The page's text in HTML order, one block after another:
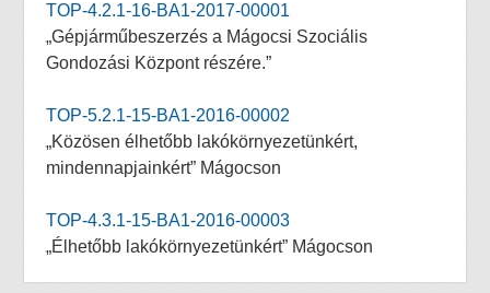
TOP-4.2.1-16-BA1-2017-00001
„Gépjárműbeszerzés a Mágocsi Szociális
Gondozási Központ részére.”
TOP-5.2.1-15-BA1-2016-00002
„Közösen élhetőbb lakókörnyezetünkért,
mindennapjainkért” Mágocson
TOP-4.3.1-15-BA1-2016-00003
„Élhetőbb lakókörnyezetünkért” Mágocson